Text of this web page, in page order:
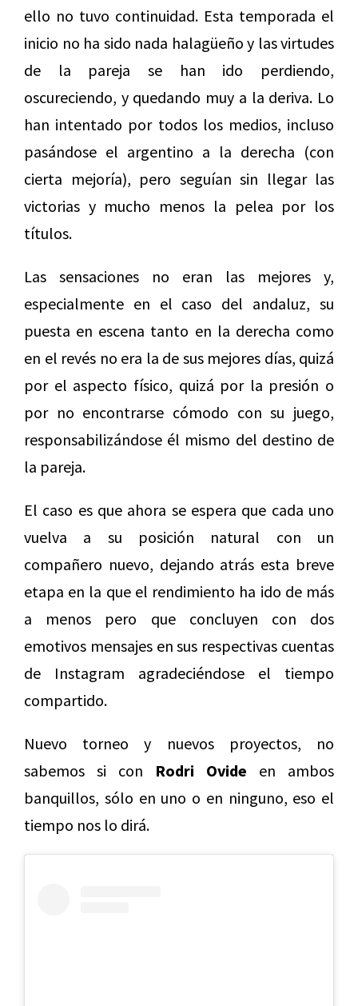
ello no tuvo continuidad. Esta temporada el
inicio no ha sido nada halagüeño y las virtudes
de la pareja se han ido perdiendo,
oscureciendo, y quedando muy a la deriva. Lo
han intentado por todos los medios, incluso
pasándose el argentino a la derecha (con
cierta mejoría), pero seguían sin llegar las
victorias y mucho menos la pelea por los
títulos.
Las sensaciones no eran las mejores y,
especialmente en el caso del andaluz, su
puesta en escena tanto en la derecha como
en el revés no era la de sus mejores días, quizá
por el aspecto físico, quizá por la presión o
por no encontrarse cómodo con su juego,
responsabilizándose él mismo del destino de
la pareja.
El caso es que ahora se espera que cada uno
vuelva a su posición natural con un
compañero nuevo, dejando atrás esta breve
etapa en la que el rendimiento ha ido de más
a menos pero que concluyen con dos
emotivos mensajes en sus respectivas cuentas
de Instagram agradeciéndose el tiempo
compartido.
Nuevo torneo y nuevos proyectos, no
sabemos si con Rodri Ovide en ambos
banquillos, sólo en uno o en ninguno, eso el
tiempo nos lo dirá.